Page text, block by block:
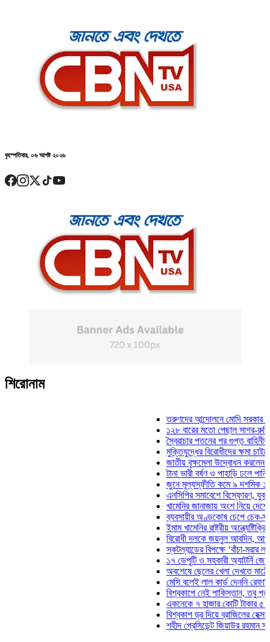
বৃহস্পতিবার, ০৬ আগষ্ট ২০২৬
শিরোনাম
তরুণদের আন্দোলনে মোদি সরকার দুর্বল
১২৮ বারের মতো পেছাল সাগর-রুনি হত্যা
স্বৈরাচার পতনের পর গুপ্ত বাহিনীর
মুক্তিযুদ্ধের বিরোধীদের ক্ষমা চাইতে হবে:
জাতীয় বৃক্ষমেলা উদ্বোধন করলেন
টানা ভারী বর্ষণ ও পাহাড়ি ঢলে পানিবন্দি
জুনে মূল্যস্ফীতি কমে ৯ দশমিক ১৬ শতাংশ
এনসিপির সমাবেশে বিস্ফোরণ, যুবলীগের
খামেনির জানাজায় অংশ নিয়ে দেশে
ব্যবসায়ীর অণ্ডকোষ চেপে চেক-স্ট্যাম্পে
ইমাম খামেনির রাষ্ট্রীয় অন্ত্যেষ্টিক্রিয়ায়
বিরোধী দলকে জয়নুল আবদিন, আপনারা
স্কটল্যান্ডের বিপক্ষে ‘বাঁচা-মরার লড়াইয়ে’
১৭ ডেপুটি ও সহকারী অ্যাটর্নি
অবশেষে ছেলের খেলা দেখতে মাঠে
মেসি বলেই লাল কার্ড দেননি রেফারি!
বিশ্বকাপে নেই পাকিস্তান, তবু প্রতিটি
একনেকে ৭ হাজার কোটি টাকার ৫
বিশ্বকাপ ড্র দিয়ে ব্রাজিলের হেক্সা মিশন
শহীদ প্রেসিডেন্ট জিয়াউর রহমান সমাধিতে